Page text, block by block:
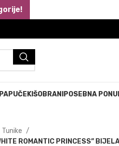
KIŠOBRANI POSEBNA
Tunike
ROMANTIC PRINCESS”